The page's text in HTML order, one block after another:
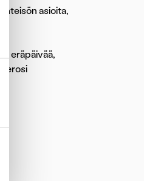
asioita,
eräpäivää,